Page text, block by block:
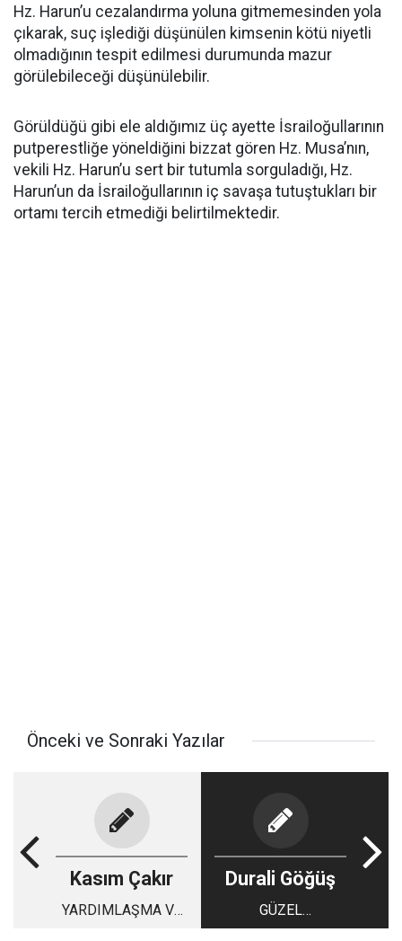
Hz. Harun’u cezalandırma yoluna gitmemesinden yola
çıkarak, suç işlediği düşünülen kimsenin kötü niyetli
olmadığının tespit edilmesi durumunda mazur
görülebileceği düşünülebilir.
Görüldüğü gibi ele aldığımız üç ayette İsrailoğullarının
putperestliğe yöneldiğini bizzat gören Hz. Musa’nın,
vekili Hz. Harun’u sert bir tutumla sorguladığı, Hz.
Harun’un da İsrailoğullarının iç savaşa tutuştukları bir
ortamı tercih etmediği belirtilmektedir.
Önceki ve Sonraki Yazılar
Kasım Çakır
YARDIMLAŞMA VE
Durali Göğüş
GÜZEL
YAŞAYABİLMEK..